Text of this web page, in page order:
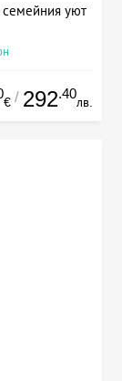
уют
€ / 292.40
лв.